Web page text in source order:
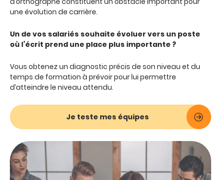
une évolution de carrière.
Un de vos salariés souhaite évoluer vers un poste
où l’écrit prend une place plus importante ?
Vous obtenez un diagnostic précis de son niveau et du
temps de formation à prévoir pour lui permettre
d’atteindre le niveau attendu.
Je teste mes équipes